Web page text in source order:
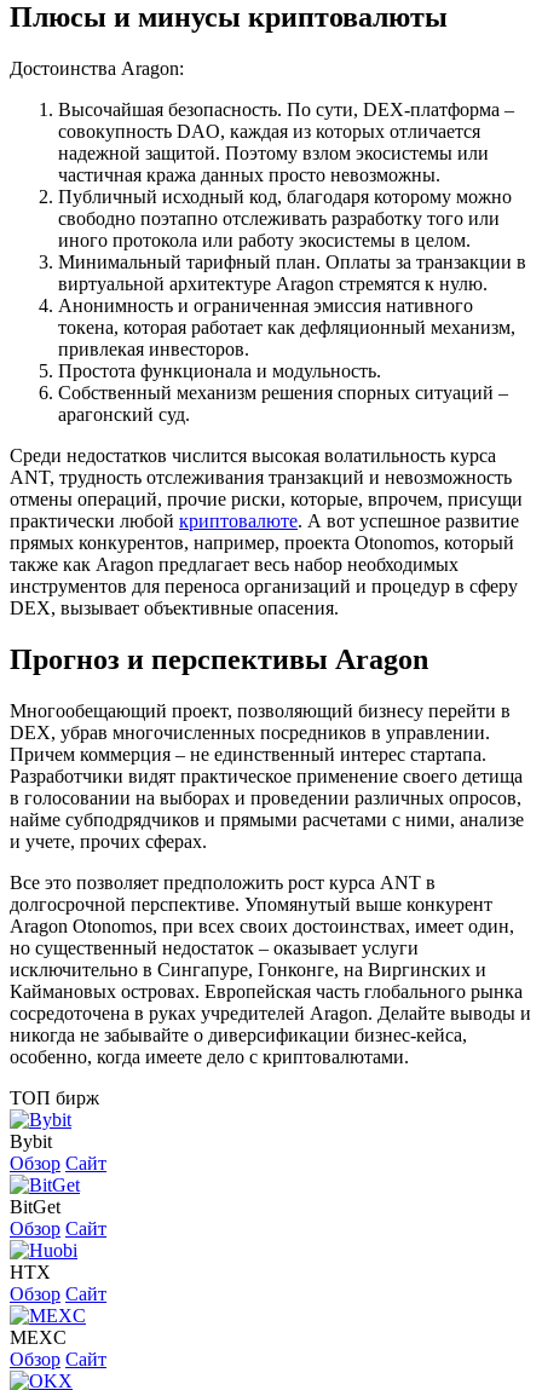
Плюсы и минусы криптовалюты
Достоинства Aragon:
Высочайшая безопасность. По сути, DEX-платформа –
совокупность DAO, каждая из которых отличается
надежной защитой. Поэтому взлом экосистемы или
частичная кража данных просто невозможны.
Публичный исходный код, благодаря которому можно
свободно поэтапно отслеживать разработку того или
иного протокола или работу экосистемы в целом.
Минимальный тарифный план. Оплаты за транзакции в
виртуальной архитектуре Aragon стремятся к нулю.
Анонимность и ограниченная эмиссия нативного
токена, которая работает как дефляционный механизм,
привлекая инвесторов.
Простота функционала и модульность.
Собственный механизм решения спорных ситуаций –
арагонский суд.
Среди недостатков числится высокая волатильность курса
ANT, трудность отслеживания транзакций и невозможность
отмены операций, прочие риски, которые, впрочем, присущи
практически любой криптовалюте. А вот успешное развитие
прямых конкурентов, например, проекта Otonomos, который
также как Aragon предлагает весь набор необходимых
инструментов для переноса организаций и процедур в сферу
DEX, вызывает объективные опасения.
Прогноз и перспективы Aragon
Многообещающий проект, позволяющий бизнесу перейти в
DEX, убрав многочисленных посредников в управлении.
Причем коммерция – не единственный интерес стартапа.
Разработчики видят практическое применение своего детища
в голосовании на выборах и проведении различных опросов,
найме субподрядчиков и прямыми расчетами с ними, анализе
и учете, прочих сферах.
Все это позволяет предположить рост курса ANT в
долгосрочной перспективе. Упомянутый выше конкурент
Aragon Otonomos, при всех своих достоинствах, имеет один,
но существенный недостаток – оказывает услуги
исключительно в Сингапуре, Гонконге, на Виргинских и
Каймановых островах. Европейская часть глобального рынка
сосредоточена в руках учредителей Aragon. Делайте выводы и
никогда не забывайте о диверсификации бизнес-кейса,
особенно, когда имеете дело с криптовалютами.
ТОП бирж
Bybit
Обзор Сайт
BitGet
Обзор Сайт
HTX
Обзор Сайт
MEXC
Обзор Сайт